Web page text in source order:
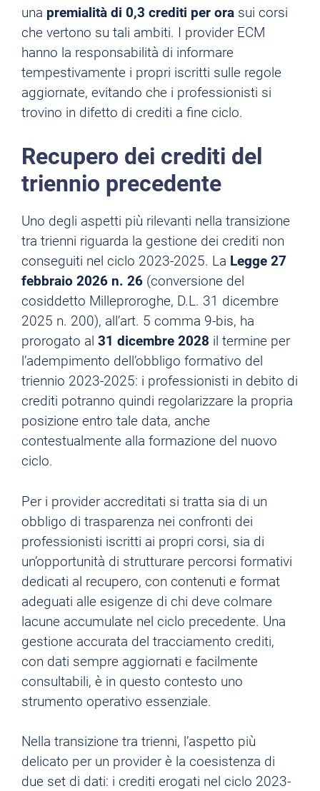
una premialità di 0,3 crediti per ora sui corsi
che vertono su tali ambiti. I provider ECM
hanno la responsabilità di informare
tempestivamente i propri iscritti sulle regole
aggiornate, evitando che i professionisti si
trovino in difetto di crediti a fine ciclo.
Recupero dei crediti del
triennio precedente
Uno degli aspetti più rilevanti nella transizione
tra trienni riguarda la gestione dei crediti non
conseguiti nel ciclo 2023-2025. La Legge 27
febbraio 2026 n. 26 (conversione del
cosiddetto Milleproroghe, D.L. 31 dicembre
2025 n. 200), all’art. 5 comma 9-bis, ha
prorogato al 31 dicembre 2028 il termine per
l’adempimento dell’obbligo formativo del
triennio 2023-2025: i professionisti in debito di
crediti potranno quindi regolarizzare la propria
posizione entro tale data, anche
contestualmente alla formazione del nuovo
ciclo.
Per i provider accreditati si tratta sia di un
obbligo di trasparenza nei confronti dei
professionisti iscritti ai propri corsi, sia di
un’opportunità di strutturare percorsi formativi
dedicati al recupero, con contenuti e format
adeguati alle esigenze di chi deve colmare
lacune accumulate nel ciclo precedente. Una
gestione accurata del tracciamento crediti,
con dati sempre aggiornati e facilmente
consultabili, è in questo contesto uno
strumento operativo essenziale.
Nella transizione tra trienni, l’aspetto più
delicato per un provider è la coesistenza di
due set di dati: i crediti erogati nel ciclo 2023-